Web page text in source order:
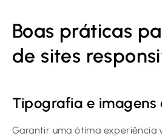
Boas práticas
de sites
Tipografia e imagens
Garantir uma ótima experiência